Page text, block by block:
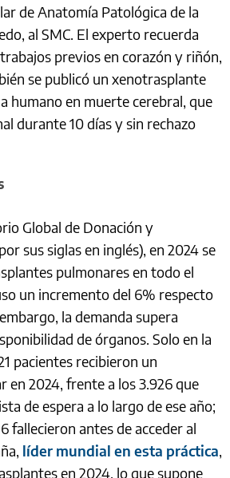
de Anatomía Patológica de la
al SMC. El experto recuerda
previos en corazón y riñón,
se publicó un xenotrasplante
humano en muerte cerebral, que
durante 10 días y sin rechazo
Global de Donación y
sus siglas en inglés), en 2024 se
pulmonares en todo el
un incremento del 6% respecto
la demanda supera
de órganos. Solo en la
pacientes recibieron un
en 2024, frente a los 3.926 que
de espera a lo largo de ese año;
fallecieron antes de acceder al
líder mundial en esta práctica,
en 2024, lo que supone